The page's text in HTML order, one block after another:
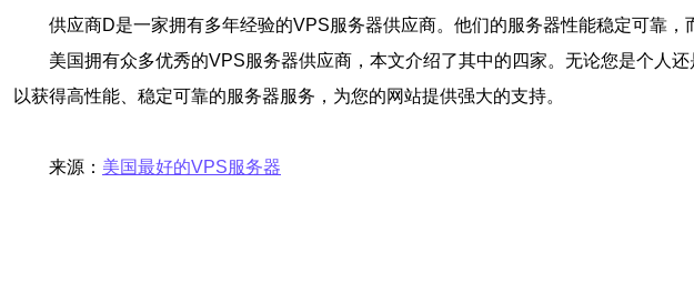
供应商D是一家拥有多年经验的VPS服务器供应商。他们的服务器性能稳定可靠
美国拥有众多优秀的VPS服务器供应商，本文介绍了其中的四家。无论您是个人
以获得高性能、稳定可靠的服务器服务，为您的网站提供强大的支持。
来源： 美国最好的VPS服务器